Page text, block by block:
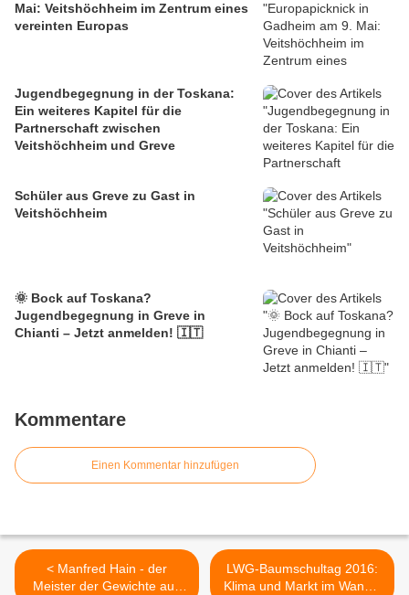
Mai: Veitshöchheim im Zentrum eines
vereinten Europas
Jugendbegegnung in der Toskana:
Ein weiteres Kapitel für die
Partnerschaft zwischen
Veitshöchheim und Greve
Schüler aus Greve zu Gast in
Veitshöchheim
🌞 Bock auf Toskana?
Jugendbegegnung in Greve in
Chianti – Jetzt anmelden! 🇮🇹
Kommentare
Einen Kommentar hinzufügen
< Manfred Hain - der
Meister der Gewichte aus
LWG-Baumschultag 2016:
Klima und Markt im Wandel